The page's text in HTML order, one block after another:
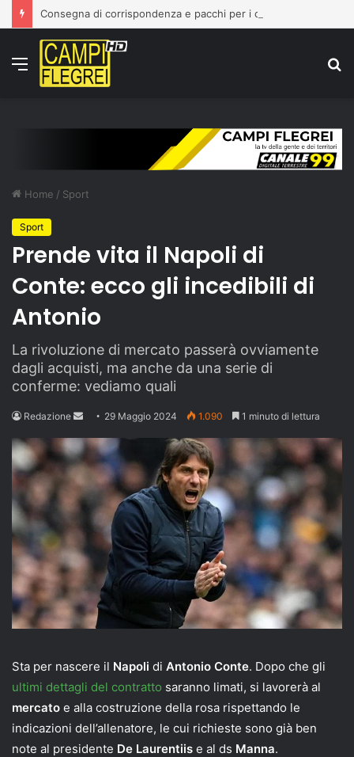
Menu
Home / Sport
Sport
Prende vita il Napoli di
Conte: ecco gli incedibili di
Antonio
La rivoluzione di mercato passerà ovviamente
dagli acquisti, ma anche da una serie di
conferme: vediamo quali
Redazione
Send
email
29 Maggio 2024 1.090 1 minuto di lettura
Sta per nascere il Napoli di Antonio Conte. Dopo che gli
ultimi dettagli del contratto saranno limati, si lavorerà al
mercato e alla costruzione della rosa rispettando le
indicazioni dell’allenatore, le cui richieste sono già ben
note al presidente De Laurentiis e al ds Manna.